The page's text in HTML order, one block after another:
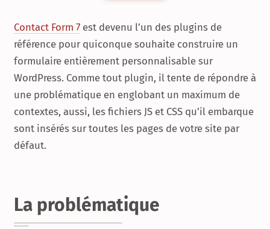
Contact Form 7 est devenu l’un des plugins de
référence pour quiconque souhaite construire un
formulaire entièrement personnalisable sur
WordPress. Comme tout plugin, il tente de répondre à
une problématique en englobant un maximum de
contextes, aussi, les fichiers JS et CSS qu’il embarque
sont insérés sur toutes les pages de votre site par
défaut.
La problématique